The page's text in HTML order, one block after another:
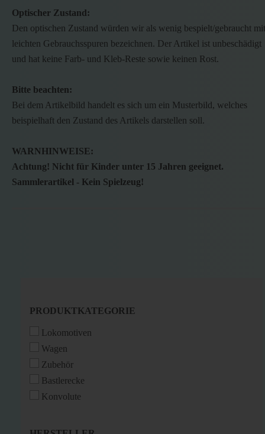
Optischer Zustand:
Den optischen Zustand würden wir als wenig bespielt/gebraucht mit
leichten Gebrauchsspuren bezeichnen. Der Artikel ist unbeschädigt
und hat keine Farb- und Kleb-Reste sowie keinen Rost.
Bitte beachten:
Bei dem Artikelbild handelt es sich um ein Musterbild, welches
beispielhaft den Zustand des Artikels darstellen soll.
WARNHINWEISE:
Achtung! Nicht für Kinder unter 15 Jahren geeignet.
Sammlerartikel - Kein Spielzeug!
PRODUKTKATEGORIE
PRODUKTKATEGORIE
Lokomotiven
Wagen
Zubehör
Bastlerecke
Konvolute